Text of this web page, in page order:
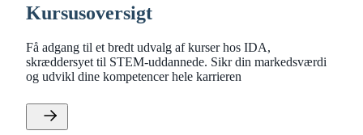
Kursusoversigt
Få adgang til et bredt udvalg af kurser hos IDA,
skræddersyet til STEM-uddannede. Sikr din markedsværdi
og udvikl dine kompetencer hele karrieren